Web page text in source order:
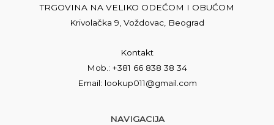
TRGOVINA NA VELIKO ODEĆOM I OBUĆOM
Krivolačka 9, Voždovac, Beograd
Kontakt
Mob.: +381 66 838 38 34
Email: lookup011@gmail.com
NAVIGACIJA